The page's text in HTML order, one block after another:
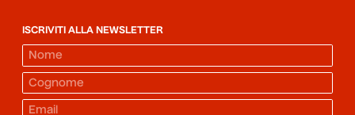
ISCRIVITI ALLA NEWSLETTER